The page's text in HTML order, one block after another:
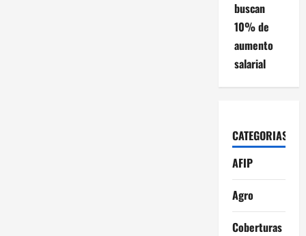
buscan
10% de
aumento
salarial
CATEGORIAS
AFIP
Agro
Coberturas